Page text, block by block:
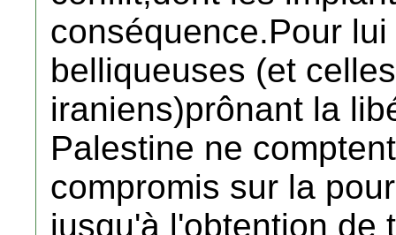
conséquence.Pour
belliqueuses (et
iraniens)prônant la
Palestine ne
compromis sur la
jusqu'à l'obtention de